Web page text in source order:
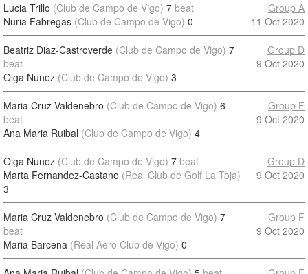
Lucia Trillo (Club de Campo de Vigo) 7 beat
Nuria Fabregas (Club de Campo de Vigo) 0
Group A
11 Oct 2020
Beatriz Diaz-Castroverde (Club de Campo de Vigo) 7
beat
Olga Nunez (Club de Campo de Vigo) 3
Group D
9 Oct 2020
Maria Cruz Valdenebro (Club de Campo de Vigo) 6
beat
Ana Maria Ruibal (Club de Campo de Vigo) 4
Group F
9 Oct 2020
Olga Nunez (Club de Campo de Vigo) 7 beat
Marta Fernandez-Castano (Real Club de Golf La Toja)
3
Group D
9 Oct 2020
Maria Cruz Valdenebro (Club de Campo de Vigo) 7
beat
Maria Barcena (Real Aero Club de Vigo) 0
Group F
9 Oct 2020